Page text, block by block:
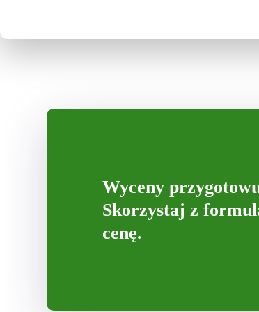
Wyceny
Skorzystaj z
cenę.